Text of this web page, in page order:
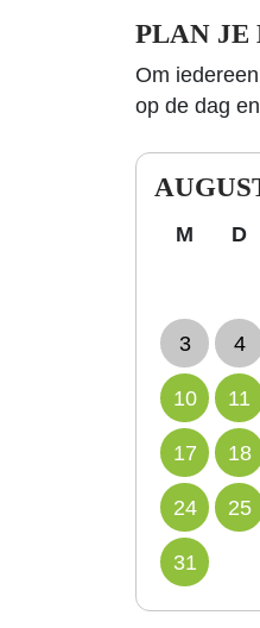
PLAN JE
Om
op de dag
M D
3 4
10 11
17 18
24 25
31